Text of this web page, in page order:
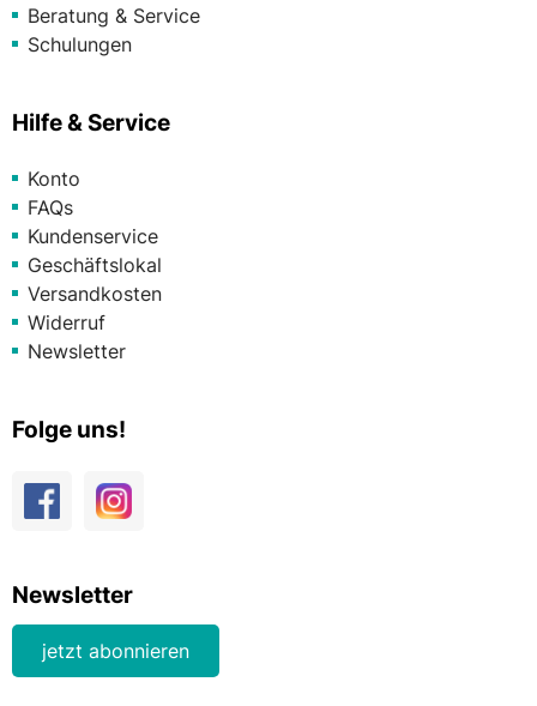
Beratung & Service
Schulungen
Hilfe & Service
Konto
FAQs
Kundenservice
Geschäftslokal
Versandkosten
Widerruf
Newsletter
Folge uns!
Newsletter
jetzt abonnieren